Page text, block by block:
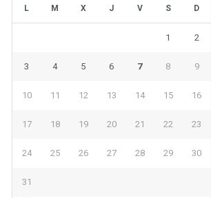
L M X J V S D
1 2
3 4 5 6 7 8 9
10 11 12 13 14 15 16
17 18 19 20 21 22 23
24 25 26 27 28 29 30
31